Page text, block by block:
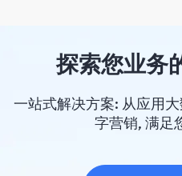
探索您业务
一站式解决方案: 从应用
字营销, 满足